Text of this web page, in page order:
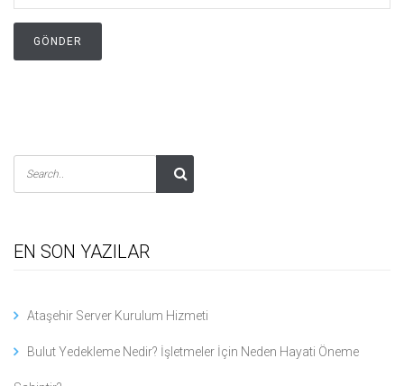
EN SON YAZILAR
Ataşehir Server Kurulum Hizmeti
Bulut Yedekleme Nedir? İşletmeler İçin Neden Hayati Öneme